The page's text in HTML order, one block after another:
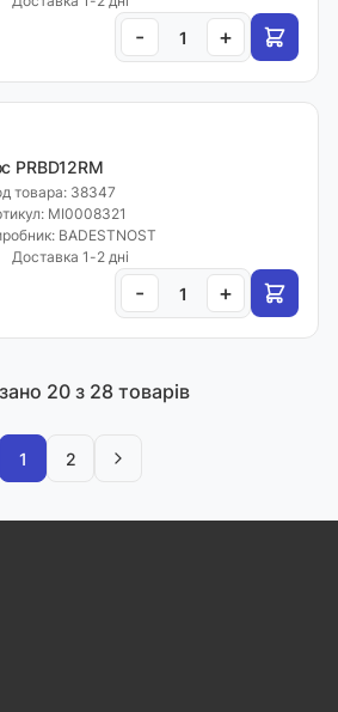
- +
PRBD12RM
товара: 38347
MI0008321
BADESTNOST
Доставка 1-2 дні
- +
20 з 28 товарів
1 2